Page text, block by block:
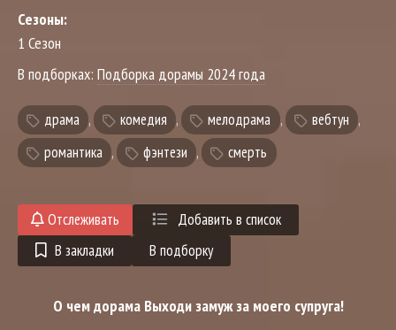
Сезоны:
1 Сезон
В подборках: Подборка дорамы 2024 года
драма , комедия , мелодрама , вебтун ,
романтика , фэнтези , смерть
Отслеживать
Добавить в список
В закладки
В подборку
О чем дорама Выходи замуж за моего супруга!